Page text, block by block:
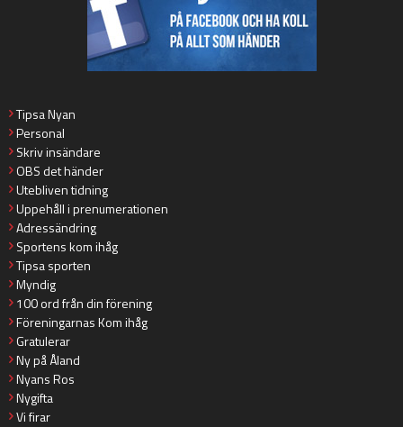
Tipsa Nyan
Personal
Skriv insändare
OBS det händer
Utebliven tidning
Uppehåll i prenumerationen
Adressändring
Sportens kom ihåg
Tipsa sporten
Myndig
100 ord från din förening
Föreningarnas Kom ihåg
Gratulerar
Ny på Åland
Nyans Ros
Nygifta
Vi firar